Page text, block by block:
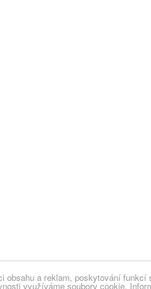
obsahu a reklam, poskytování
využíváme soubory cookie.